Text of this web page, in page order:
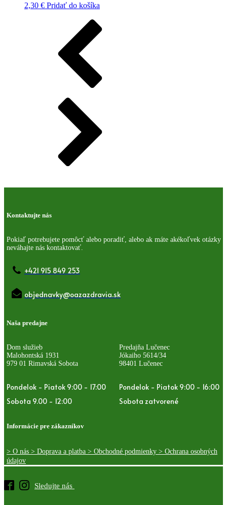
2,30 € Pridať do košíka
Kontaktujte nás
Pokiaľ potrebujete pomôcť alebo poradiť, alebo ak máte akékoľvek otázky
neváhajte nás kontaktovať.
+421 915 849 253
objednavky@oazazdravia.sk
Naša predajne
Dom služieb
Malohontská 1931
979 01 Rimavská Sobota
Pondelok - Piatok 9:00 - 17:00
Sobota 9.00 - 12:00
Predajňa Lučenec
Jókaiho 5614/34
98401 Lučenec
Pondelok - Piatok 9:00 - 16:00
Sobota zatvorené
Informácie pre zákazníkov
> O nás > Doprava a platba > Obchodné podmienky > Ochrana osobných
údajov
Sledujte nás